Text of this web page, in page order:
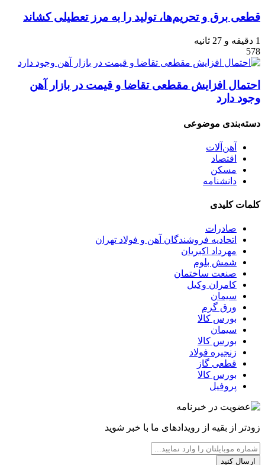
قطعی برق و تحریم‌ها، تولید را به مرز تعطیلی کشاند
1 دقیقه و 27 ثانیه
578
احتمال افزایش مقطعی تقاضا و قیمت در بازار آهن
وجود دارد
دسته‌بندی موضوعی
آهن‌آلات
اقتصاد
مسکن
دانشنامه
کلمات کلیدی
صادرات
اتحادیه فروشندگان آهن و فولاد تهران
مهرداد اکبریان
شمش بلوم
صنعت ساختمان
کامران وکیل
سیمان
ورق گرم
بورس کالا
سیمان
بورس کالا
زنجيره فولاد
قطعی گاز
بورس کالا
پروفیل
زودتر از بقیه از رویدادهای ما با خبر شوید
ارسال کنید